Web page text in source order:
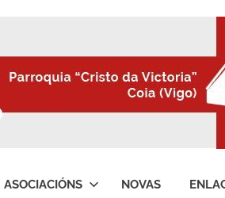
ASOCIACIÓNS NOVAS